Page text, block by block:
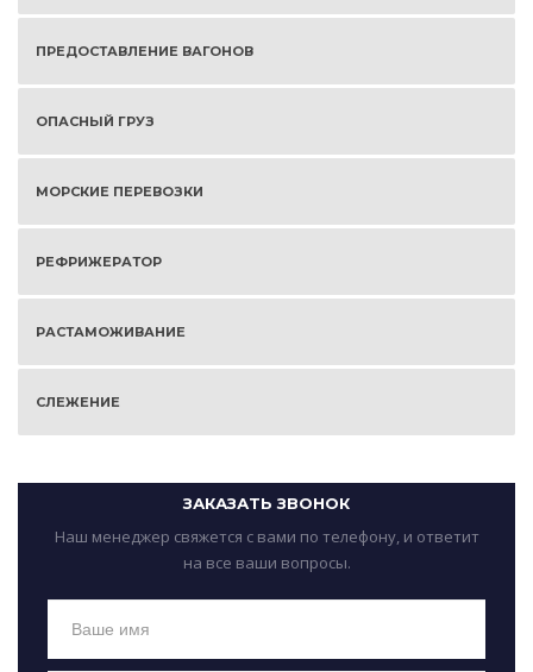
ПРЕДОСТАВЛЕНИЕ ВАГОНОВ
ОПАСНЫЙ ГРУЗ
МОРСКИЕ ПЕРЕВОЗКИ
РЕФРИЖЕРАТОР
РАСТАМОЖИВАНИЕ
СЛЕЖЕНИЕ
ЗАКАЗАТЬ ЗВОНОК
Наш менеджер свяжется с вами по телефону, и ответит
на все ваши вопросы.